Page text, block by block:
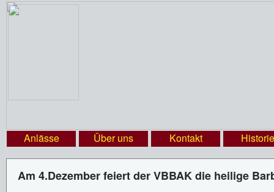
Anlässe Über uns Kontakt Historie
Am 4.Dezember feiert der VBBAK die heilige